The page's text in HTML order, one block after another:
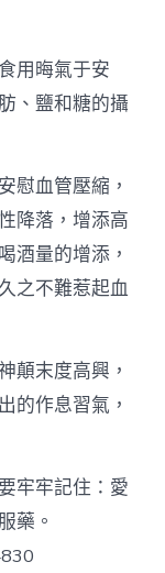
用晦氣于安
、鹽和糖的攝
慰血管壓縮，
降落，增添高
酒量的增添，
之不難惹起血
顛末度高興，
的作息習氣，
牢牢記住：愛
藥。